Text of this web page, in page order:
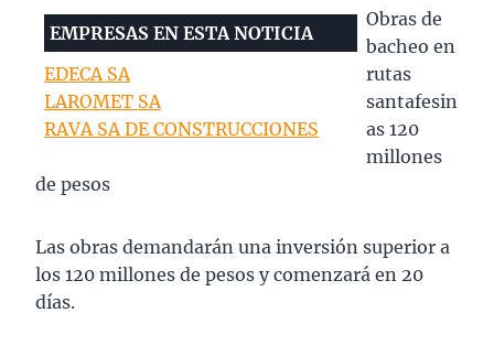
EMPRESAS EN ESTA NOTICIA
EDECA SA
LAROMET SA
RAVA SA DE CONSTRUCCIONES
Obras de
bacheo en
rutas
santafesin
as 120
millones
de pesos
Las obras demandarán una inversión superior a
los 120 millones de pesos y comenzará en 20
días.